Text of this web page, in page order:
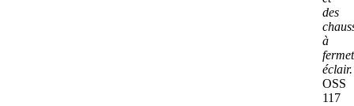
des
à
éclair.
OSS
117